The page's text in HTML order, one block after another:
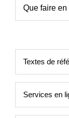
Que faire
Textes de
Services en